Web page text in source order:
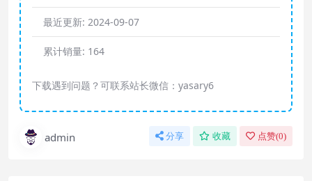
最近更新: 2024-09-07
累计销量: 164
下载遇到问题？可联系站长微信：yasary6
admin 分享 收藏 点赞(0)